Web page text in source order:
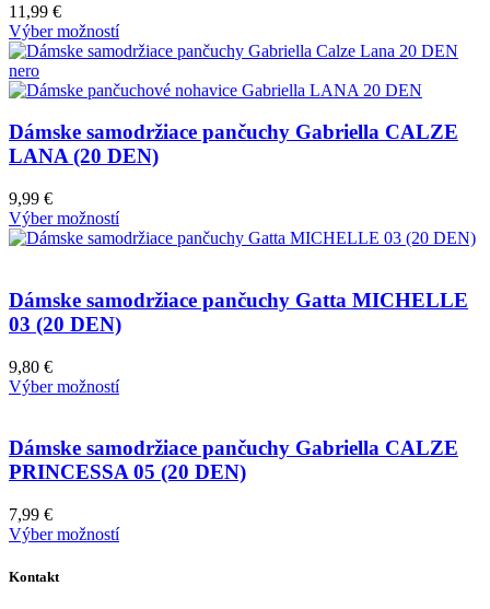
11,99 €
Výber možností
Dámske samodržiace pančuchy Gabriella CALZE
LANA (20 DEN)
9,99 €
Výber možností
Dámske samodržiace pančuchy Gatta MICHELLE
03 (20 DEN)
9,80 €
Výber možností
Dámske samodržiace pančuchy Gabriella CALZE
PRINCESSA 05 (20 DEN)
7,99 €
Výber možností
Kontakt